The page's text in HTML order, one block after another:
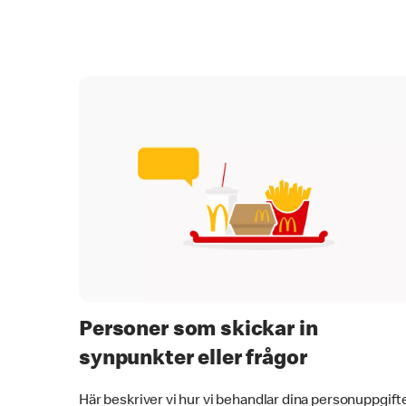
Personer som skickar in
synpunkter eller frågor
Här beskriver vi hur vi behandlar dina